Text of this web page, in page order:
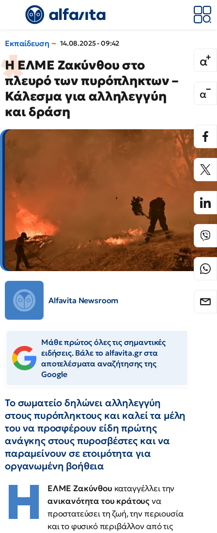
Εκπαίδευση 14.08.2025 - 09:42
Η ΕΛΜΕ Ζακύνθου στο
πλευρό των πυρόπληκτων –
Κάλεσμα για αλληλεγγύη
και δράση
Alfavita Newsroom
Μάθε πρώτος όλες τις σημαντικές
ειδήσεις. Βάλε το alfavita.gr στα
αποτελέσματα αναζήτησης της
Google
Το σωματείο δηλώνει αλληλεγγύη
στους πυρόπληκτους και καλεί τα μέλη
του να προσφέρουν είδη πρώτης
ανάγκης στους πυροσβέστες και να
παραμείνουν σε ετοιμότητα για
οργανωμένη βοήθεια
Η ΕΛΜΕ Ζακύνθου καταγγέλλει την
ανικανότητα του κράτουςνα
προστατεύσει τη ζωή, την περιουσία
και το φυσικό περιβάλλον από τις